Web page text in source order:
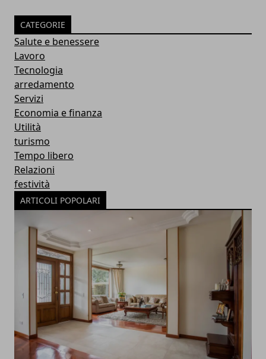
CATEGORIE
Salute e benessere
Lavoro
Tecnologia
arredamento
Servizi
Economia e finanza
Utilità
turismo
Tempo libero
Relazioni
festività
ARTICOLI POPOLARI